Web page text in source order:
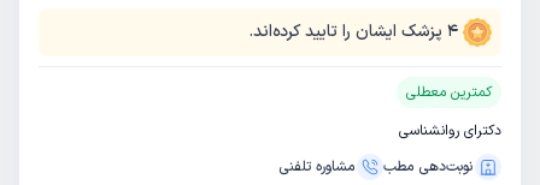
4 پزشک ایشان را تایید کرده‌اند.
کمترین معطلی
دکترای روانشناسی
نوبت‌دهی مطب
مشاوره‌ تلفنی